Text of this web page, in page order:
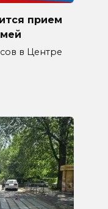
прием
в Центре